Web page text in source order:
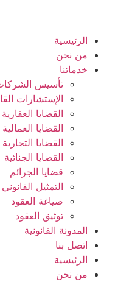
الرئيسية
من نحن
خدماتنا
تأسيس الشركات
الإستشارات القانونية
القضايا العقارية
القضايا العمالية
القضايا التجارية
القضايا الجنائية
قضايا الجرائم
التمثيل القانوني
صياغة العقود
توثيق العقود
المدونة القانونية
اتصل بنا
الرئيسية
من نحن